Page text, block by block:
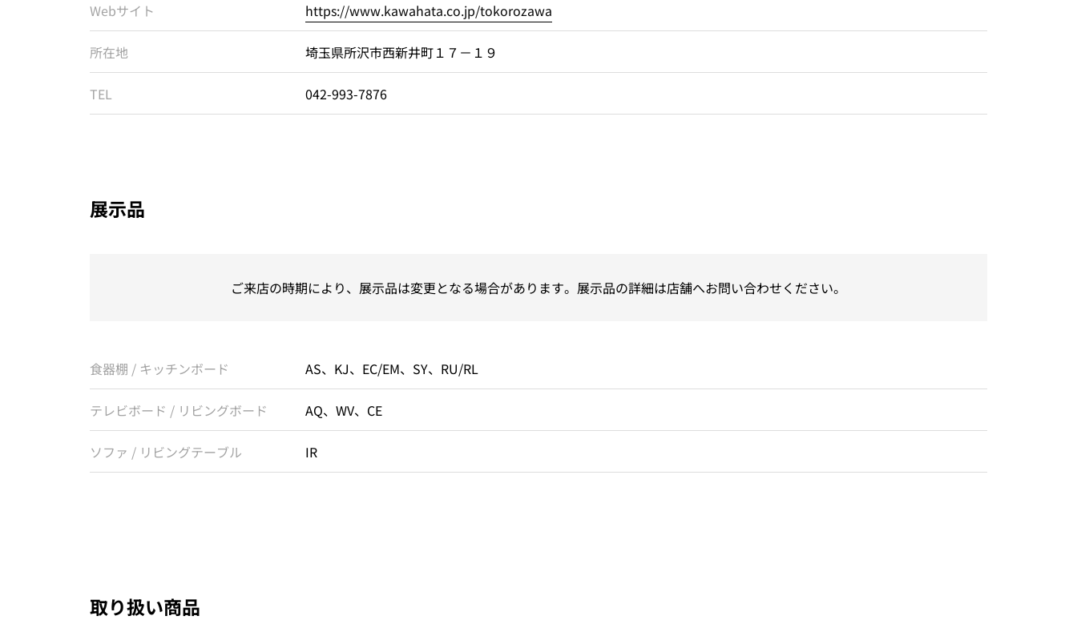
Webサイト https://www.kawahata.co.jp/tokorozawa
所在地 埼玉県所沢市西新井町１７－１９
TEL 042-993-7876
展示品
ご来店の時期により、展示品は変更となる場合があります。展示品の詳細は店舗へお問い合わせください。
食器棚 / キッチンボード AS、KJ、EC/EM、SY、RU/RL
テレビボード / リビングボード AQ、WV、CE
ソファ / リビングテーブル IR
取り扱い商品